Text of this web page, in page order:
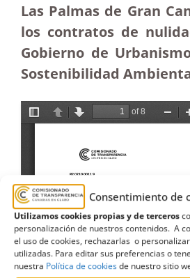
Consentimiento de
Utilizamos cookies propias y de terceros
personalización de nuestros contenidos. A
el uso de cookies, rechazarlas o
utilizadas. Para editar sus preferencias o
nuestra Política de cookiesde nuestro sitio
Las Palmas de Gran
los contratos de
Gobierno de
Sostenibilidad